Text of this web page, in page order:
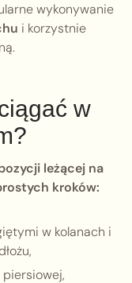
wykonywanie
i korzystnie
w
leżącej na
kroków:
w kolanach i